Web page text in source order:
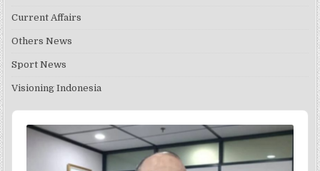
Current Affairs
Others News
Sport News
Visioning Indonesia
Audio
Player